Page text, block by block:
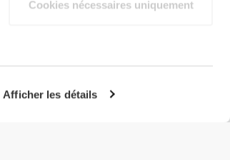
Afficher les détails
Cookies nécessaires uniquement